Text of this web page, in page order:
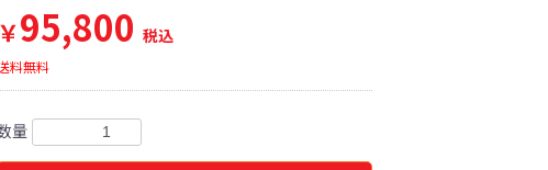
￥95,800 税込
料無料
量